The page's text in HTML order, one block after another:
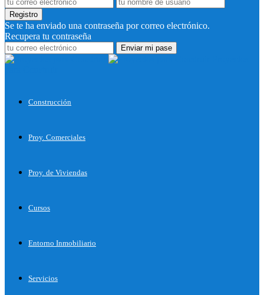
Se te ha enviado una contraseña por correo electrónico.
Recupera tu contraseña
Construcción
Proy. Comerciales
Proy. de Viviendas
Cursos
Entorno Inmobiliario
Servicios